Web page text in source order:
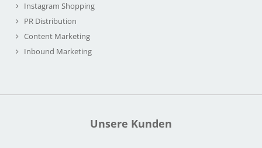
Instagram Shopping
PR Distribution
Content Marketing
Inbound Marketing
Unsere Kunden